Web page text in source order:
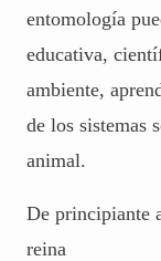
entomología
educativa,
ambiente,
de los sistemas
animal.
De principiante
reina